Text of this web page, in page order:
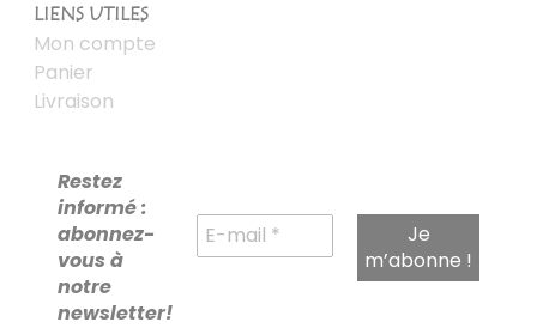
LIENS UTILES
Mon compte
Panier
Livraison
Restez
informé :
abonnez-
vous à
notre
newsletter!